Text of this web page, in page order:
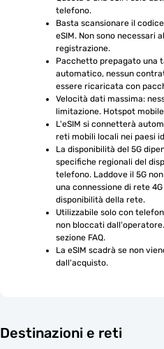
telefono.
Basta scansionare il
eSIM. Non sono necessari
registrazione.
Pacchetto prepagato una
automatico, nessun
essere ricaricata con
Velocità dati massima:
limitazione. Hotspot
L'eSIM si connetterà
reti mobili locali nei paesi
La disponibilità del 5G
specifiche regionali del
telefono. Laddove il 5G
una connessione di rete
disponibilità della rete.
Utilizzabile solo con
non bloccati
sezione FAQ.
La eSIM scadrà se non
dall'acquisto.
Destinazioni e reti